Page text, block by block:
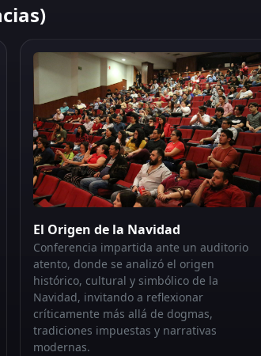
El Origen de la Navidad
Conferencia impartida ante un auditorio
atento, donde se analizó el origen
histórico, cultural y simbólico de la
Navidad, invitando a reflexionar
críticamente más allá de dogmas,
tradiciones impuestas y narrativas
modernas.